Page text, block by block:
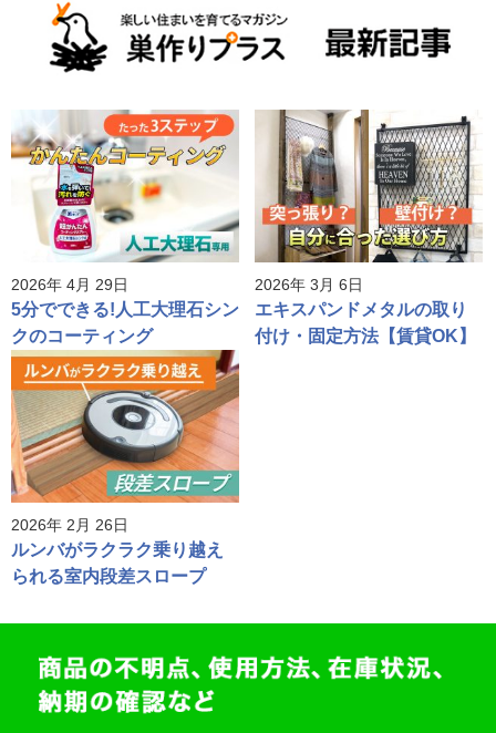
2026年 4月 29日
5分でできる!人工大理石シン
クのコーティング
2026年 3月 6日
エキスパンドメタルの取り
付け・固定方法【賃貸OK】
2026年 2月 26日
ルンバがラクラク乗り越え
られる室内段差スロープ